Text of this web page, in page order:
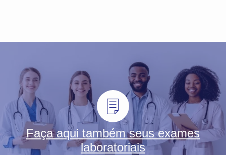
Faça aqui também seus exames
laboratoriais